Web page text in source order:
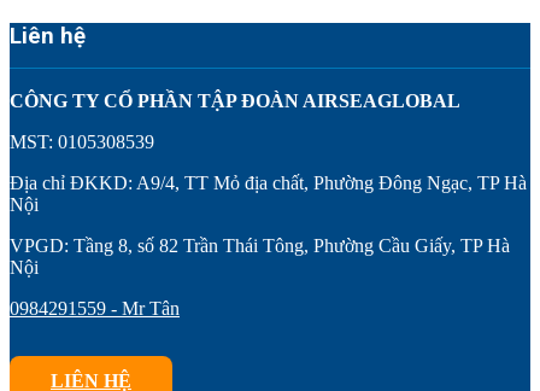
Liên hệ
CÔNG TY CỔ PHẦN TẬP ĐOÀN AIRSEAGLOBAL
MST: 0105308539
Địa chỉ ĐKKD: A9/4, TT Mỏ địa chất, Phường Đông Ngạc, TP Hà
Nội
VPGD: Tầng 8, số 82 Trần Thái Tông, Phường Cầu Giấy, TP Hà
Nội
0984291559 - Mr Tân
LIÊN HỆ